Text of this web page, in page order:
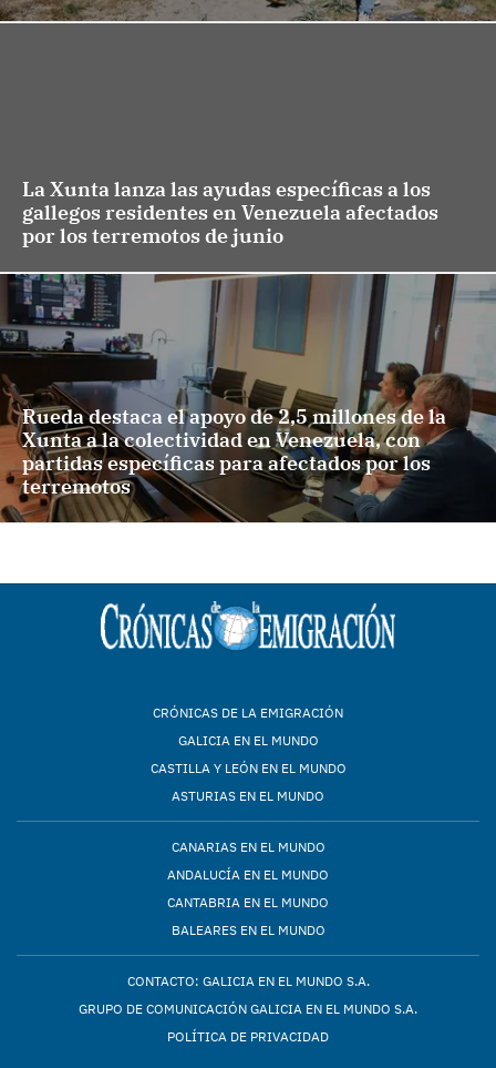
La Xunta lanza las ayudas específicas a los
gallegos residentes en Venezuela afectados
por los terremotos de junio
Rueda destaca el apoyo de 2,5 millones de la
Xunta a la colectividad en Venezuela, con
partidas específicas para afectados por los
terremotos
CRÓNICAS DE LA EMIGRACIÓN
GALICIA EN EL MUNDO
CASTILLA Y LEÓN EN EL MUNDO
ASTURIAS EN EL MUNDO
CANARIAS EN EL MUNDO
ANDALUCÍA EN EL MUNDO
CANTABRIA EN EL MUNDO
BALEARES EN EL MUNDO
CONTACTO: GALICIA EN EL MUNDO S.A.
GRUPO DE COMUNICACIÓN GALICIA EN EL MUNDO S.A.
POLÍTICA DE PRIVACIDAD